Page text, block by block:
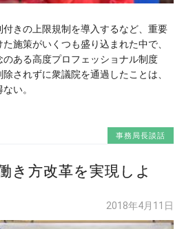
きの上限規制を導入するなど、重要
施策がいくつも盛り込まれた中で、
ある高度プロフェッショナル制度
されずに衆議院を通過したことは、
い。
事務局長談話
き方改革を実現しよ
2018年4月11日